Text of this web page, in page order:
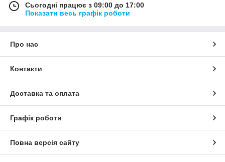
Сьогодні працює з 09:00 до 17:00
Показати весь графік роботи
Про нас
Контакти
Доставка та оплата
Графік роботи
Повна версія сайту